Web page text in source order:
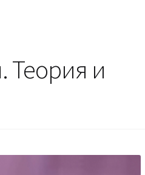
Теория и